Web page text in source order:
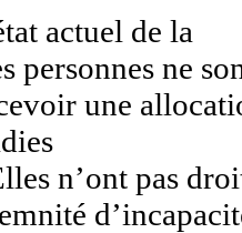
actuel de la
personnes ne
une
n’ont pas